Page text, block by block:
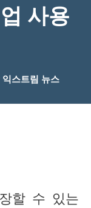
사용
익스트림 뉴스
할 수 있는